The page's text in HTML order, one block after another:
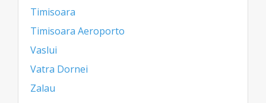
Timisoara
Timisoara Aeroporto
Vaslui
Vatra Dornei
Zalau